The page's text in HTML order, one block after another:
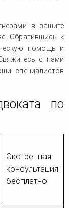
в защите
Обратившись к
помощь и
с нами
специалистов
по
Экстренная
консультация
бесплатно